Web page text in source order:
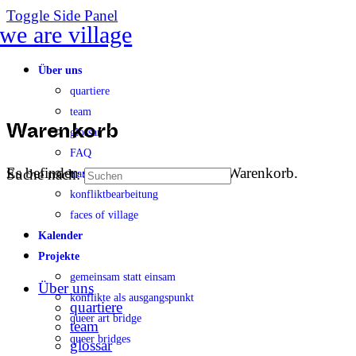
Toggle Side Panel
Über uns
quartiere
team
glossar
FAQ
transparenz
konfliktbearbeitung
faces of village
Kalender
Projekte
gemeinsam statt einsam
konflikte als ausgangspunkt
queer art bridge
queer bridges
Warenkorb
Es befinden sich keine Produkte im Warenkorb.
Suche nach:
Über uns
quartiere
team
glossar